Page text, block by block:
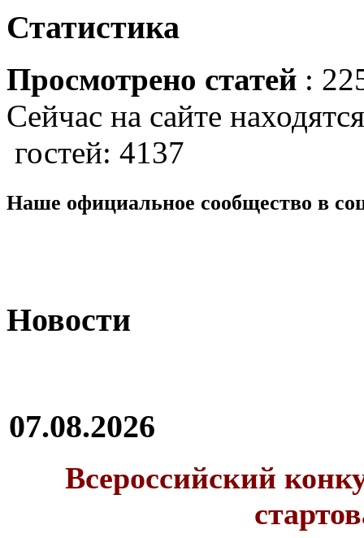
Статистика
Просмотрено статей :
Сейчас на сайте
гостей: 4137
Наше официальное сообщество в
Новости
07.08.2026
Всероссийский